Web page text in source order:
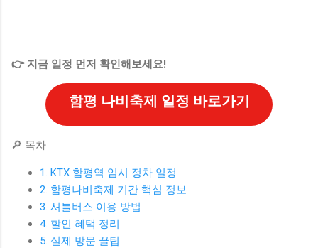
👉 지금 일정 먼저 확인해보세요!
함평 나비축제 일정 바로가기
🔎 목차
1. KTX 함평역 임시 정차 일정
2. 함평나비축제 기간 핵심 정보
3. 셔틀버스 이용 방법
4. 할인 혜택 정리
5. 실제 방문 꿀팁